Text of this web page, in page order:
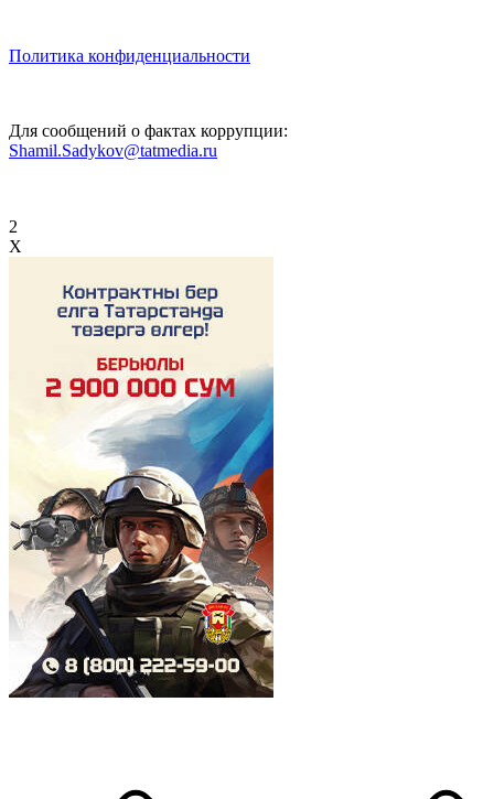
Политика конфиденциальности
Для сообщений о фактах коррупции:
Shamil.Sadykov@tatmedia.ru
2
X